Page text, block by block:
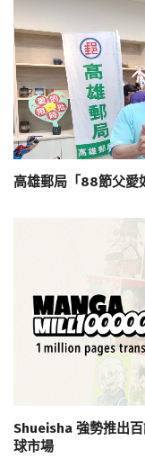
高雄郵局「88節父愛
Shueisha 強勢推出百
球市場